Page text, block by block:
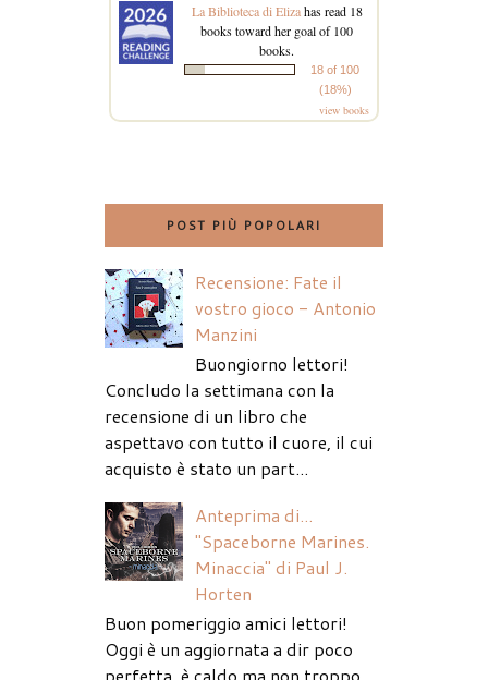
La Biblioteca di Elizahas read 18
books toward her goal of 100
books.
18 of 100
(18%)
view books
POST PIÙ POPOLARI
Recensione: Fate il
vostro gioco - Antonio
Manzini
Buongiorno lettori!
Concludo la settimana con la
recensione di un libro che
aspettavo con tutto il cuore, il cui
acquisto è stato un part...
Anteprima di...
"Spaceborne Marines.
Minaccia" di Paul J.
Horten
Buon pomeriggio amici lettori!
Oggi è un aggiornata a dir poco
perfetta, è caldo ma non troppo,